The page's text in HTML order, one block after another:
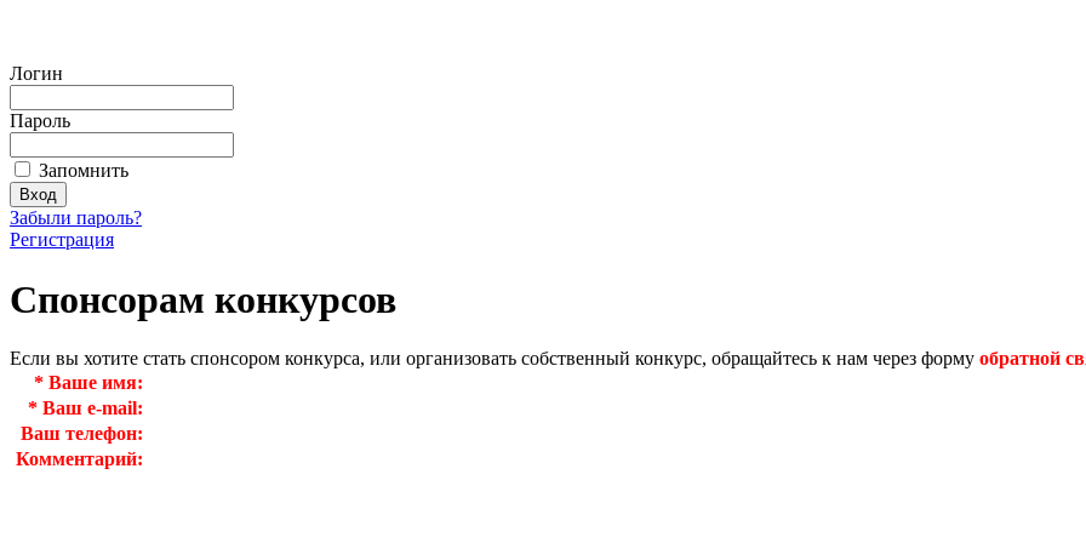
Логин
Пароль
Запомнить
Забыли пароль?
Регистрация
Спонсорам конкурсов
Если вы хотите стать спонсором конкурса, или организовать собственный конкурс, обращайтесь к нам через форму обратной
* Ваше имя:
* Ваш e-mail:
Ваш телефон:
Комментарий: